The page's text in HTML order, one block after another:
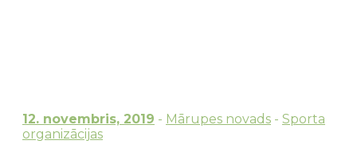
12. novembris, 2019 - Mārupes novads - Sporta
organizācijas